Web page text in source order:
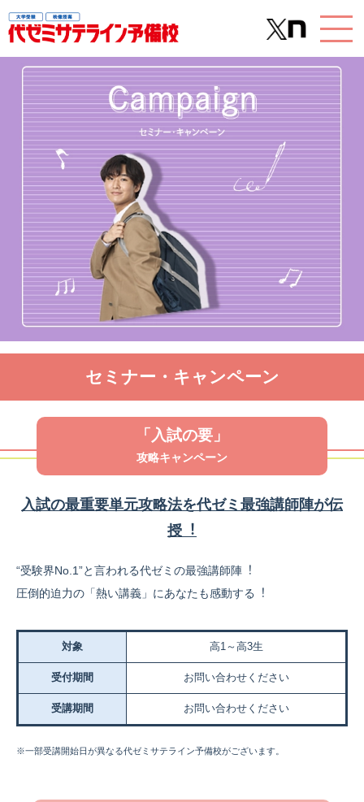
セミナー・キャンペーン
「入試の要」
攻略キャンペーン
⼊試の最重要単元攻略法を代ゼミ最強講師陣が伝
授︕
“受験界No.1”と⾔われる代ゼミの最強講師陣︕
圧倒的迫⼒の「熱い講義」にあなたも感動する︕
対象 高1～高3生
受付期間 お問い合わせください
受講期間 お問い合わせください
※一部受講開始日が異なる代ゼミサテライン予備校がございます。